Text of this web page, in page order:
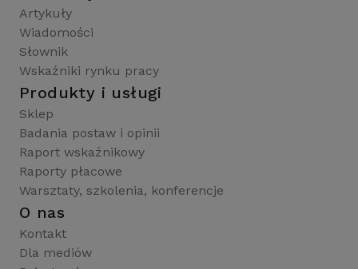
Artykuły
Wiadomości
Słownik
Wskaźniki rynku pracy
Produkty i usługi
Sklep
Badania postaw i opinii
Raport wskaźnikowy
Raporty płacowe
Warsztaty, szkolenia, konferencje
O nas
Kontakt
Dla mediów